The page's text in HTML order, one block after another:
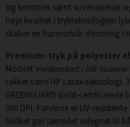
og kontorer samt soveværelser
høje kvalitet i trykteknologien
skaber en harmonisk stemning i
Premium-tryk på polyester
Motivet Verdenskort i blå nuancer
takket være HP Latex-teknologi.
GREENGUARD Gold-
300 DPI. Farverne er UV-
hvilket gør lærredet velegnet til